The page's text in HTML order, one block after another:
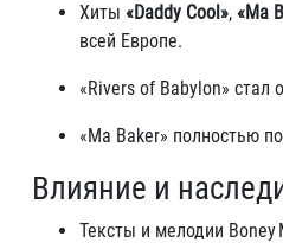
Хиты «Daddy Cool», «Ma
всей Европе.
«Rivers of Babylon»
«Ma Baker» полностью
Влияние и
Тексты и мелодии Boney